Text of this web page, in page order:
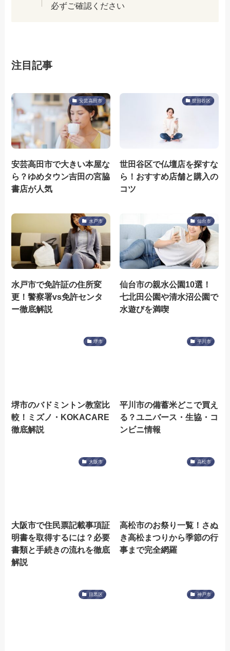
必ずご確認ください
注目記事
安芸高田市
安芸高田市で大きい本屋な
ら？ゆめタウン吉田の宮脇
書店が人気
世田谷区
世田谷区で仏壇店を探すな
ら！おすすめ店舗と購入の
コツ
水戸市
水戸市で免許証の住所変
更！警察署vs免許センタ
ー徹底解説
仙台市
仙台市の親水公園10選！
七北田公園や清水沼公園で
水遊びを満喫
堺市
堺市のバドミントン教室比
較！ミズノ・KOKACARE
徹底解説
平川市
平川市の備蓄米どこで買え
る？ユニバース・生協・コ
ンビニ情報
大阪市
大阪市で住民票記載事項証
明書を取得するには？必要
書類と手続きの流れを徹底
解説
高松市
高松市のお祭り一覧！さぬ
き高松まつりから季節の行
事まで完全網羅
目黒区 神戸市